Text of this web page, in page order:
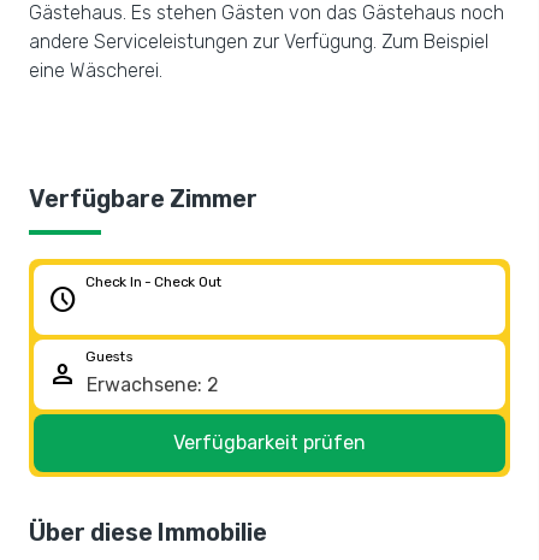
Gästehaus. Es stehen Gästen von das Gästehaus noch
andere Serviceleistungen zur Verfügung. Zum Beispiel
eine Wäscherei.
Verfügbare Zimmer
schedule
Check In - Check Out
person
Guests
Verfügbarkeit prüfen
Über diese Immobilie